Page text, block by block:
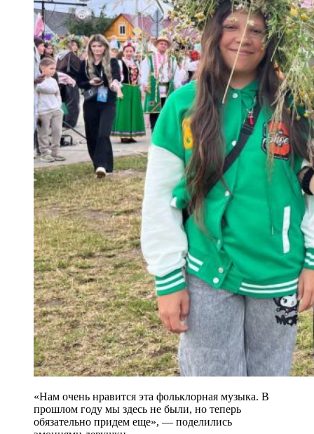
«Нам очень нравится эта фольклорная музыка. В
прошлом году мы здесь не были, но теперь
обязательно придем еще», — поделились